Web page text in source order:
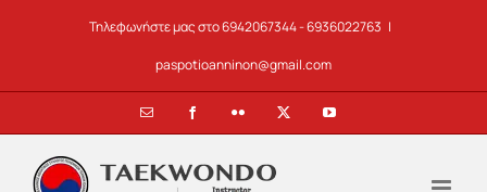
Τηλεφωνήστε μας στο 6942067344 - 6936022763 |
paspotioanninon@gmail.com
Email FacebookFlickr YouTube